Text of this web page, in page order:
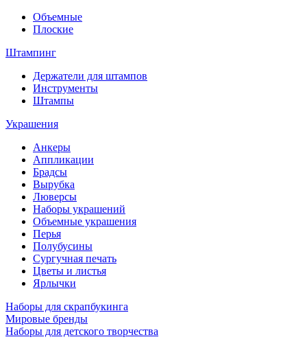
Объемные
Плоские
Штампинг
Держатели для штампов
Инструменты
Штампы
Украшения
Анкеры
Аппликации
Брадсы
Вырубка
Люверсы
Наборы украшений
Объемные украшения
Перья
Полубусины
Сургучная печать
Цветы и листья
Ярлычки
Наборы для скрапбукинга
Мировые бренды
Наборы для детского творчества